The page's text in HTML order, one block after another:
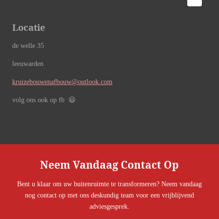
Locatie
de welle 35
leeuwarden
kruizebouwenafbouw@outlook.com
volg ons ook op fb 😃
Neem Vandaag Contact Op
Bent u klaar om uw buitenruimte te transformeren? Neem vandaag
nog contact op met ons deskundig team voor een vrijblijvend
adviesgesprek.